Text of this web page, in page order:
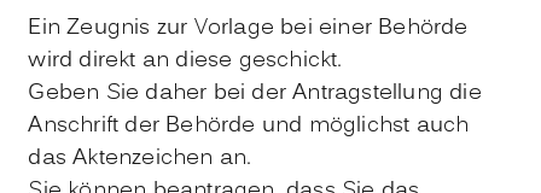
Ein Zeugnis zur Vorlage bei einer Behörde
wird direkt an diese geschickt.
Geben Sie daher bei der Antragstellung die
Anschrift der Behörde und möglichst auch
das Aktenzeichen an.